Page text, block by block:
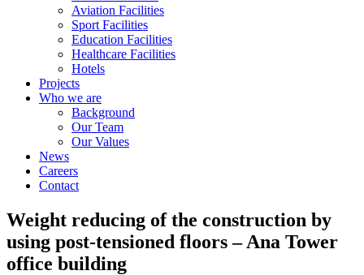
Aviation Facilities
Sport Facilities
Education Facilities
Healthcare Facilities
Hotels
Projects
Who we are
Background
Our Team
Our Values
News
Careers
Contact
Weight reducing of the construction by
using post-tensioned floors – Ana Tower
office building